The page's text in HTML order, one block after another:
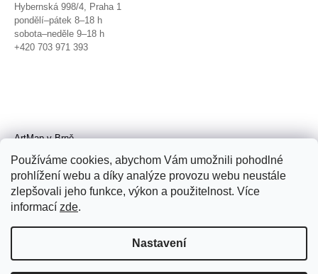
Používáme cookies, abychom Vám umožnili pohodlné
prohlížení webu a díky analýze provozu webu neustále
zlepšovali jeho funkce, výkon a použitelnost. Více
informací zde.
Nastavení
Hybernská 998/4, Praha 1
pondělí–pátek 8–18 h
sobota–neděle 9–18 h
+420 703 971 393
ArtMap v Brně
Radnická 4, Brno
úterý–pátek 11–19 h
sobota 14–19 h
+420 702 152 298